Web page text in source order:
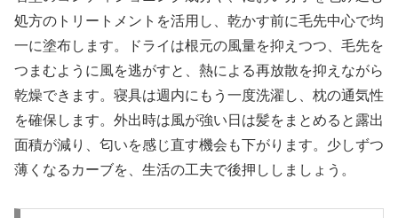
処方のトリートメントを活用し、乾かす前に毛先中心で均
一に塗布します。ドライは根元の風量を抑えつつ、毛先を
つまむように風を逃がすと、熱による再放散を抑えながら
乾燥できます。寝具は週内にもう一度洗濯し、枕の通気性
を確保します。外出時は風が強い日は髪をまとめると露出
面積が減り、匂いを感じ直す機会も下がります。少しずつ
薄くなるカーブを、生活の工夫で後押ししましょう。